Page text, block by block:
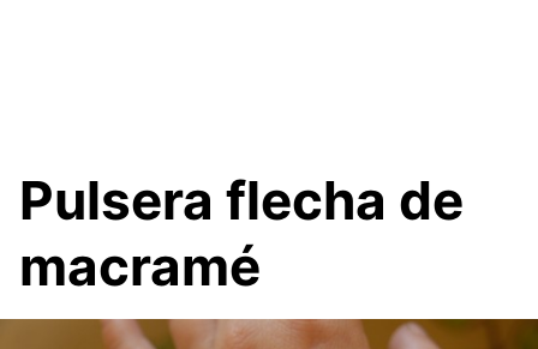
Pulsera flecha de
macramé